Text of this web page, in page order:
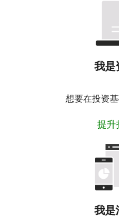
我是
想要在投资
提升
我是